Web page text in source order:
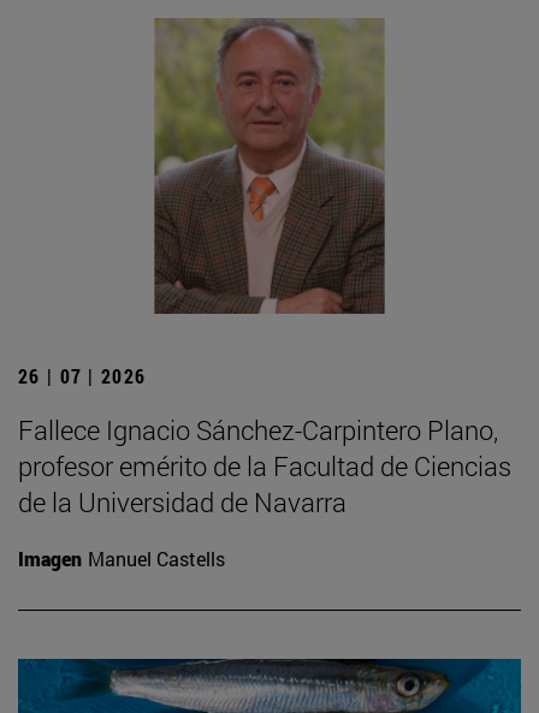
26 | 07 | 2026
Fallece Ignacio Sánchez-Carpintero Plano,
profesor emérito de la Facultad de Ciencias
de la Universidad de Navarra
Imagen Manuel Castells